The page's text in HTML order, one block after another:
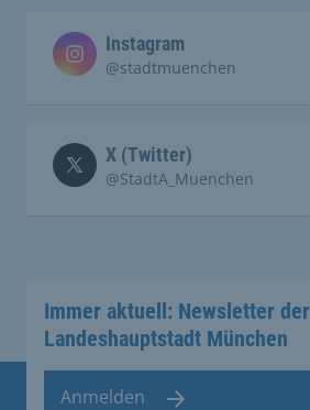
Instagram
@stadtmuenchen
X (Twitter)
@StadtA_Muenchen
Immer aktuell: Newsletter der
Landeshauptstadt München
Anmelden